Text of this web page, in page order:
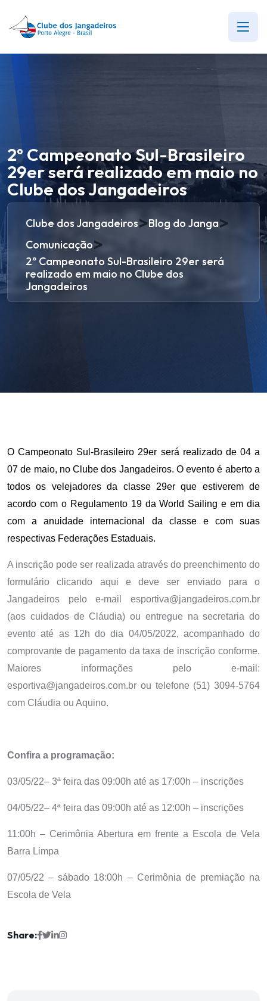
2º Campeonato Sul-Brasileiro
29er será realizado em maio no
Clube dos Jangadeiros
Clube dos Jangadeiros>Blog do Janga>
Comunicação>
2º Campeonato Sul-Brasileiro 29er será
realizado em maio no Clube dos
Jangadeiros
O Campeonato Sul-Brasileiro 29er será realizado de 04 a
07 de maio, no Clube dos Jangadeiros. O evento é aberto a
todos os velejadores da classe 29er que estiverem de
acordo com o Regulamento 19 da World Sailing e em dia
com a anuidade internacional da classe e com suas
respectivas Federações Estaduais.
A inscrição pode ser realizada através do preenchimento do
formulário clicando aqui e deve ser enviado para o
Jangadeiros pelo e-mail esportiva@jangadeiros.com.br
(aos cuidados de Cláudia) ou entregue na secretaria do
evento até as 12h do dia 04/05/2022, acompanhado do
comprovante de pagamento da taxa de inscrição conforme.
Maiores informações pelo e-mail:
esportiva@jangadeiros.com.br ou telefone (51) 3094-5764
com Cláudia ou Aquino.
Confira a programação:
03/05/22– 3ª feira das 09:00h até as 17:00h – inscrições
04/05/22– 4ª feira das 09:00h até as 12:00h – inscrições
11:00h – Cerimônia Abertura em frente a Escola de Vela
Barra Limpa
07/05/22 – sábado 18:00h – Cerimônia de premiação na
Escola de Vela
Share: